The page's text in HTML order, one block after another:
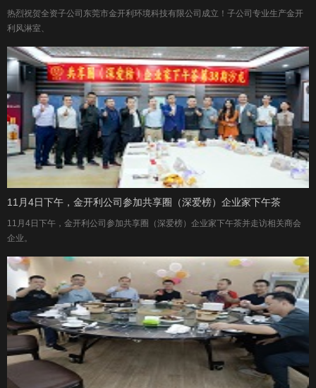
热烈祝贺全资子公司东莞市金开利环境科技有限公司成立！子公司专业生产金开
利风淋室、
11月4日下午，金开利公司参加共享圈（深爱榜）企业家下午茶
11月4日下午，金开利公司参加共享圈（深爱榜）企业家下午茶并走访相关商会
企业。